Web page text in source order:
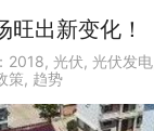
旺出新变化！
2018, 光伏, 光伏发电
策, 趋势